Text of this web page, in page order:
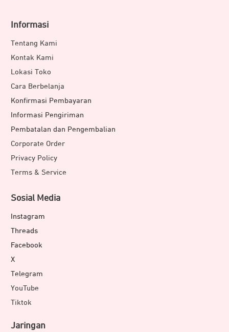
Informasi
Tentang Kami
Kontak Kami
Lokasi Toko
Cara Berbelanja
Konfirmasi Pembayaran
Informasi Pengiriman
Pembatalan dan Pengembalian
Corporate Order
Privacy Policy
Terms & Service
Sosial Media
Instagram
Threads
Facebook
X
Telegram
YouTube
Tiktok
Jaringan